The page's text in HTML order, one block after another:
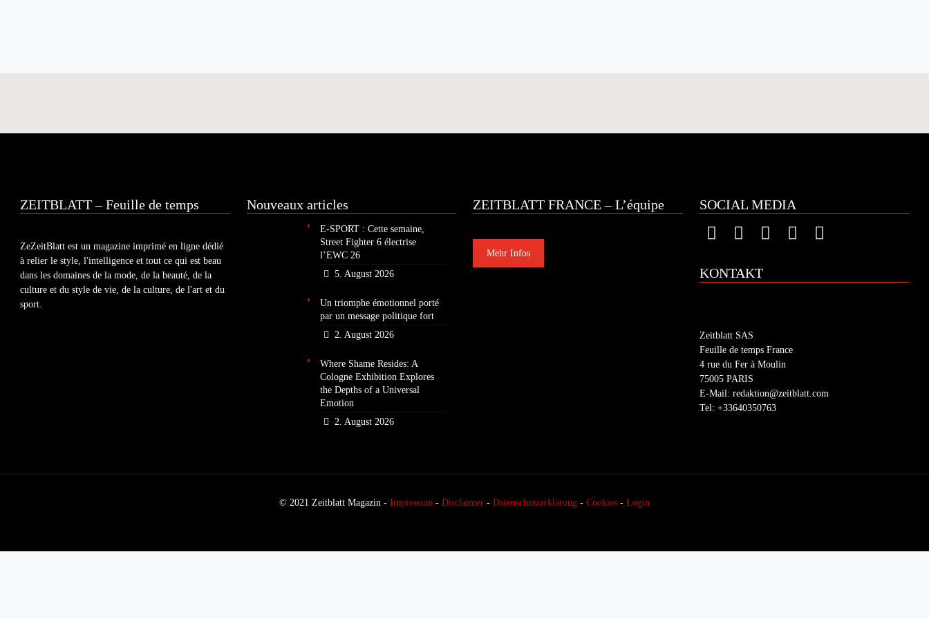
ZEITBLATT – Feuille de temps
ZeZeitBlatt est un magazine imprimé en ligne dédié
à relier le style, l'intelligence et tout ce qui est beau
dans les domaines de la mode, de la beauté, de la
culture et du style de vie, de la culture, de l'art et du
sport.
Nouveaux articles
E-SPORT : Cette semaine,
Street Fighter 6 électrise
l’EWC 26
5. August 2026
Un triomphe émotionnel porté
par un message politique fort
2. August 2026
Where Shame Resides: A
Cologne Exhibition Explores
the Depths of a Universal
Emotion
2. August 2026
ZEITBLATT FRANCE – L’équipe
Mehr Infos
SOCIAL MEDIA
KONTAKT
Zeitblatt SAS
Feuille de temps France
4 rue du Fer à Moulin
75005 PARIS
E-Mail: redaktion@zeitblatt.com
Tel: +33640350763
© 2021 Zeitblatt Magazin - Impressum - Disclaimer - Datenschutzerklärung - Cookies - Login